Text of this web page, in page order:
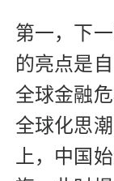
第一，下
的亮点是
全球金融
全球化思
上，中国